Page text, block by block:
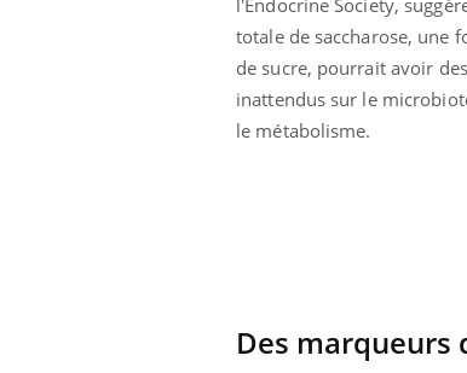
l'Endocrine Society,
totale de saccharose, une
de sucre, pourrait avoir
inattendus sur le
le métabolisme.
Des marqueurs
Le Viagra pourrait-il
freiner la
cancer ?